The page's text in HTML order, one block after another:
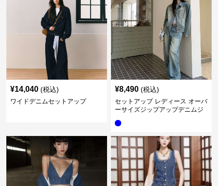
¥14,040 (税込)
ワイドデニムセットアップ
¥8,490 (税込)
セットアップ レディース オーバ
ーサイズジップアップデニムジ